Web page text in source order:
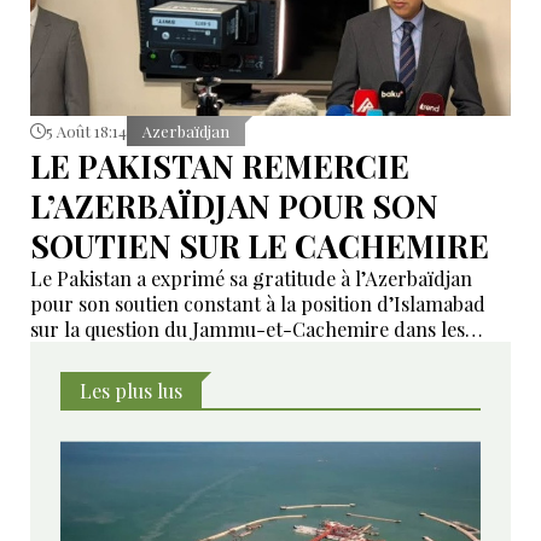
5 Août 18:14 Azerbaïdjan
LE PAKISTAN REMERCIE
L’AZERBAÏDJAN POUR SON
SOUTIEN SUR LE CACHEMIRE
Le Pakistan a exprimé sa gratitude à l’Azerbaïdjan
pour son soutien constant à la position d’Islamabad
sur la question du Jammu-et-Cachemire dans les
Les plus lus